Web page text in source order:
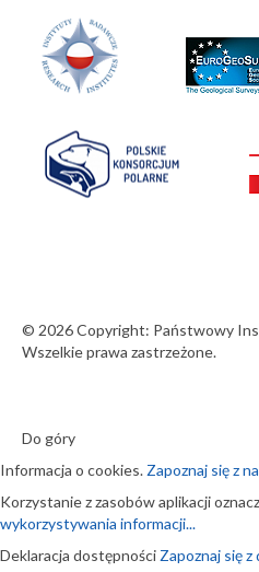
© 2026 Copyright: Państwowy
Wszelkie prawa zastrzeżone.
Do góry
Informacja o cookies. Zapoznaj się z
Korzystanie z zasobów aplikacji
wykorzystywania informacji...
Deklaracja dostępności Zapoznaj się z